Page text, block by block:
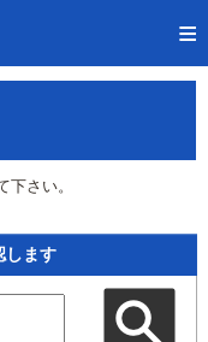
さい。
します